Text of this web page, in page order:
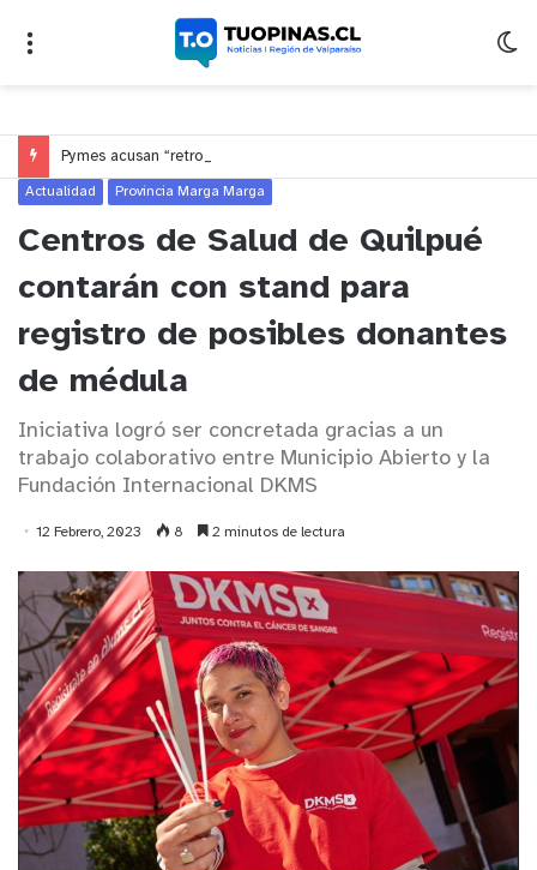
Actualidad Provincia Marga Marga
Centros de Salud de Quilpué
contarán con stand para
registro de posibles donantes
de médula
Iniciativa logró ser concretada gracias a un
trabajo colaborativo entre Municipio Abierto y la
Fundación Internacional DKMS
12 Febrero, 2023 8 2 minutos de lectura